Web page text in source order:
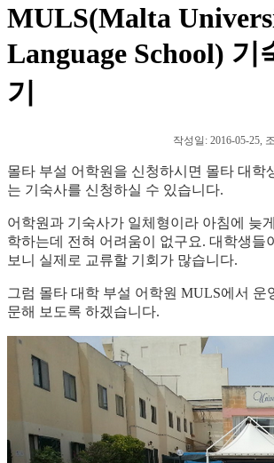
MULS(Malta
Language School) 기
기
작성일: 2016-05-25,
몰타 부설 어학원을 신청하시면 몰타 대학
는 기숙사를 신청하실 수 있습니다.
어학원과 기숙사가 일체형이라 아침에 늦
학하는데 전혀 어려움이 없구요. 대학생들
보니 실제로 교류할 기회가 많습니다.
그럼 몰타 대학 부설 어학원 MULS에서 운
문해 보도록 하겠습니다.